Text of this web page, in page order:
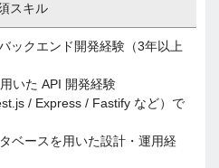
スキル
ックエンド開発経験（3年以上
いた API 開発経験
/ Express / Fastify など）で
ベースを用いた設計・運用経